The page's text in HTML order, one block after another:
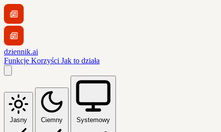
dziennik.ai
Funkcje Korzyści Jak to działa
Jasny Ciemny Systemowy